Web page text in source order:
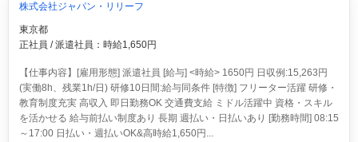
株式会社ジャパン・リリーフ
東京都
正社員 / 派遣社員：時給1,650円
【仕事内容】[雇用形態] 派遣社員 [給与] <時給> 1650円 日収例:15,263円
(実働8h、残業1h/日) 研修10日間:給与同条件 [特徴] フリーター活躍 研修・
教育制度充実 高収入 即日勤務OK 交通費支給 ミドル活躍中 資格・スキル
を活かせる 給与前払い制度あり 長期 週払い・日払いあり [勤務時間] 08:15
～17:00 日払い・週払いOK&高時給1,650円...